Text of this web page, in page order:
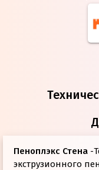
Пеноплэкс Стена -
экструзионного